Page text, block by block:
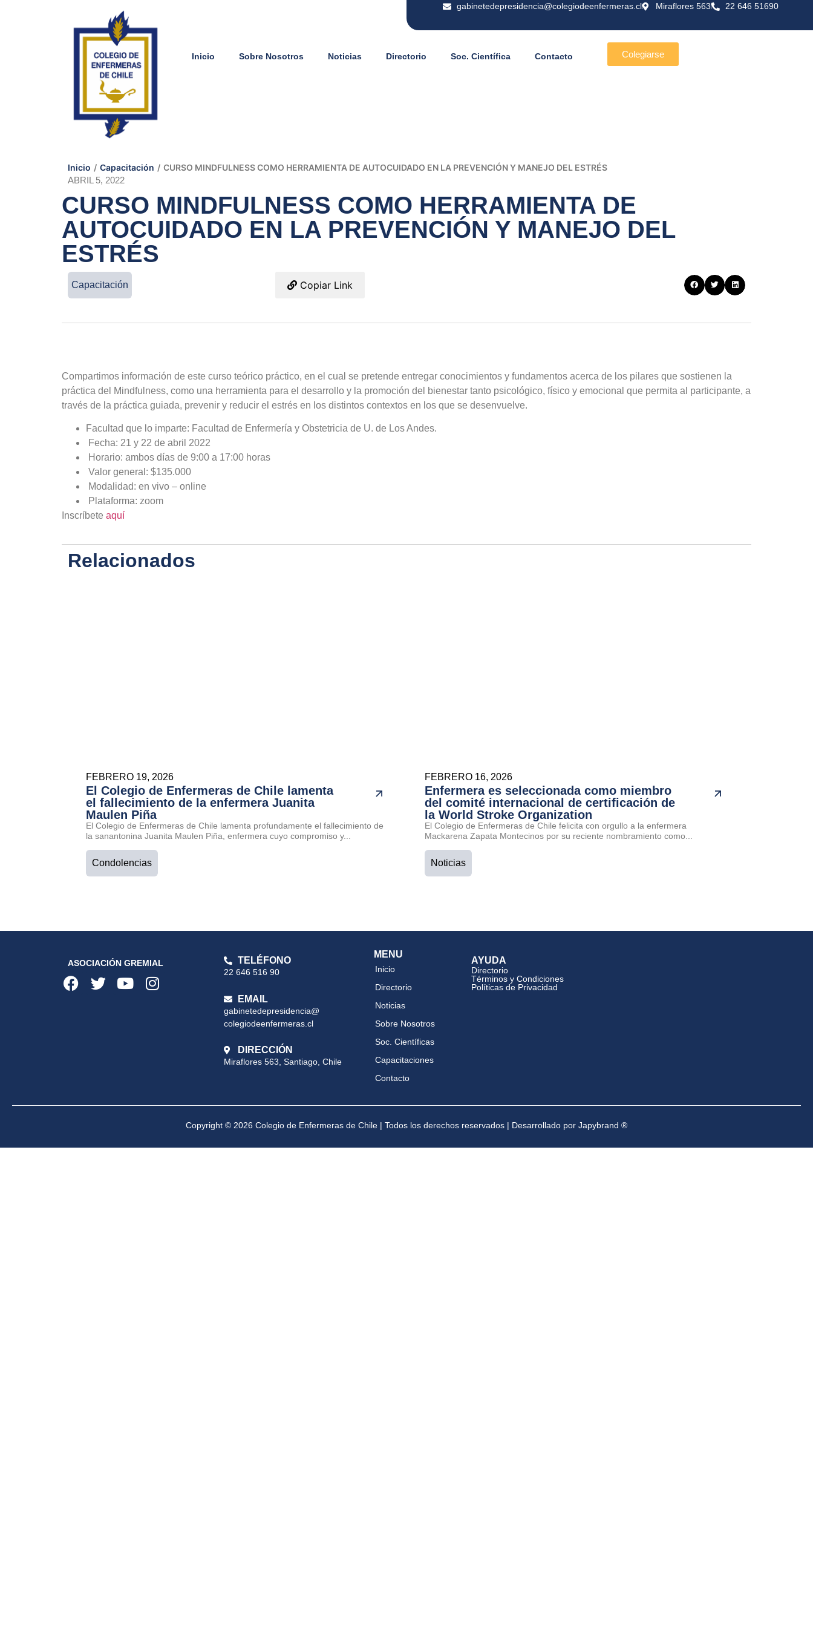
gabinetedepresidencia@colegiodeenfermeras.cl Miraflores 563 22 646 51690
Inicio Sobre Nosotros Noticias Directorio Soc. Científica Contacto Colegiarse
Inicio / Capacitación / CURSO MINDFULNESS COMO HERRAMIENTA DE AUTOCUIDADO EN LA PREVENCIÓN Y MANEJO DEL ESTRÉS
ABRIL 5, 2022
CURSO MINDFULNESS COMO HERRAMIENTA DE
AUTOCUIDADO EN LA PREVENCIÓN Y MANEJO DEL
ESTRÉS
Capacitación Copiar Link
Compartimos información de este curso teórico práctico, en el cual se pretende entregar conocimientos y fundamentos acerca de los pilares que sostienen la
práctica del Mindfulness, como una herramienta para el desarrollo y la promoción del bienestar tanto psicológico, físico y emocional que permita al participante, a
través de la práctica guiada, prevenir y reducir el estrés en los distintos contextos en los que se desenvuelve.
Facultad que lo imparte: Facultad de Enfermería y Obstetricia de U. de Los Andes.
Fecha: 21 y 22 de abril 2022
Horario: ambos días de 9:00 a 17:00 horas
Valor general: $135.000
Modalidad: en vivo – online
Plataforma: zoom
Inscríbete aquí
Relacionados
FEBRERO 19, 2026
El Colegio de Enfermeras de Chile lamenta
el fallecimiento de la enfermera Juanita
Maulen Piña
El Colegio de Enfermeras de Chile lamenta profundamente el fallecimiento de
la sanantonina Juanita Maulen Piña, enfermera cuyo compromiso y...
Condolencias
FEBRERO 16, 2026
Enfermera es seleccionada como miembro
del comité internacional de certificación de
la World Stroke Organization
El Colegio de Enfermeras de Chile felicita con orgullo a la enfermera
Mackarena Zapata Montecinos por su reciente nombramiento como...
Noticias
ASOCIACIÓN GREMIAL TELÉFONO
22 646 516 90
EMAIL
gabinetedepresidencia@
colegiodeenfermeras.cl
DIRECCIÓN
Miraflores 563, Santiago, Chile
MENU
Inicio
Directorio
Noticias
Sobre Nosotros
Soc. Científicas
Capacitaciones
Contacto
AYUDA
Directorio
Términos y Condiciones
Políticas de Privacidad
Copyright © 2026 Colegio de Enfermeras de Chile | Todos los derechos reservados | Desarrollado por Japybrand ®